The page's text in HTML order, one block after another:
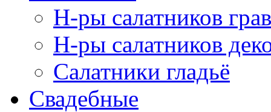
Н-ры салатников
Н-ры салатников
Салатники гладьё
Свадебные